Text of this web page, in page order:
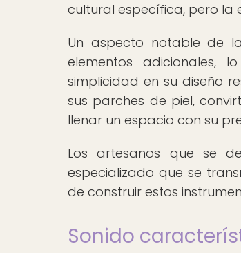
cultural específica, pero la
Un aspecto notable de
elementos adicionales,
simplicidad en su diseño
sus parches de piel,
llenar un espacio con su
Los artesanos que se
especializado que se
de construir estos
Sonido